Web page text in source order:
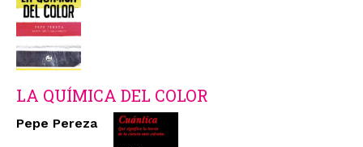
LA QUÍMICA DEL COLOR
Pepe Pereza